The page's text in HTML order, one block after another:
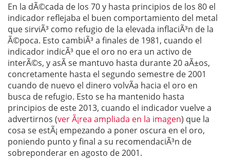
En la dÃ©cada de los 70 y hasta principios de los 80 el
indicador reflejaba el buen comportamiento del metal
que sirviÃ³ como refugio de la elevada inflaciÃ³n de la
Ã©poca. Esto cambiÃ³ a finales de 1981, cuando el
indicador indicÃ³ que el oro no era un activo de
interÃ©s, y asÃ­ se mantuvo hasta durante 20 aÃ±os,
concretamente hasta el segundo semestre de 2001
cuando de nuevo el dinero volvÃ­a hacia el oro en
busca de refugio. Esto se ha mantenido hasta
principios de este 2013, cuando el indicador vuelve a
advertirnos (ver Ã¡rea ampliada en la imagen) que la
cosa se estÃ¡ empezando a poner oscura en el oro,
poniendo punto y final a su recomendaciÃ³n de
sobreponderar en agosto de 2001.